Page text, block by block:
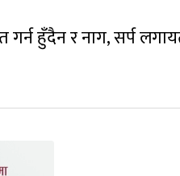
हुँदैन र नाग, सर्प